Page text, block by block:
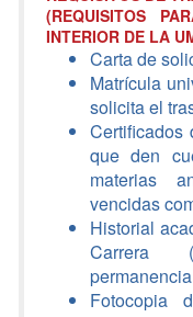
(REQUISITOS
INTERIOR DE LA
Carta de
Matrícula
solicita el
Certificados
que den
materias
vencidas
Historial
Carrera
Fotocopia